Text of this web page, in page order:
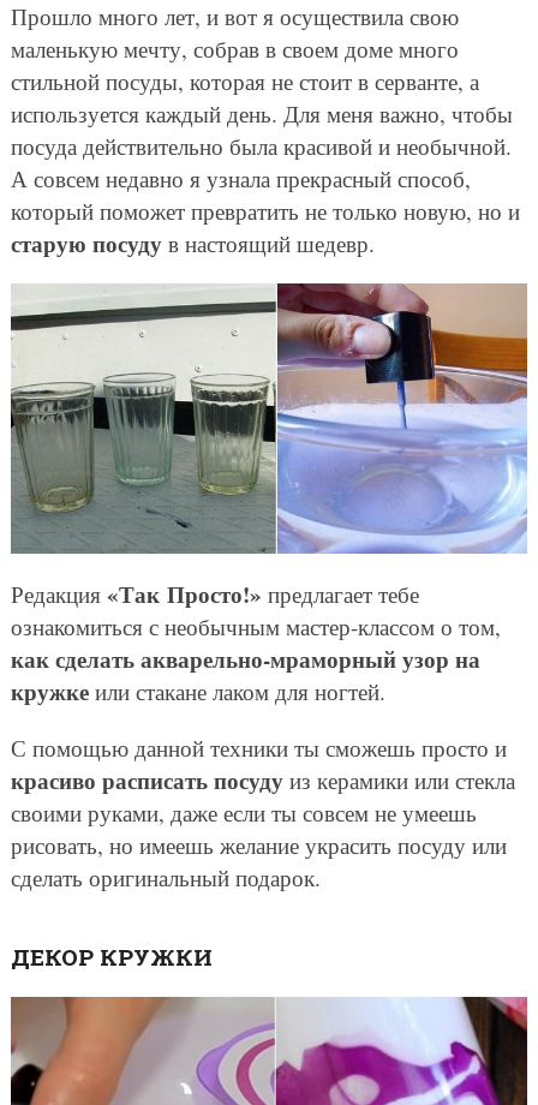
Прошло много лет, и вот я осуществила свою
маленькую мечту, собрав в своем доме много
стильной посуды, которая не стоит в серванте, а
используется каждый день. Для меня важно, чтобы
посуда действительно была красивой и необычной.
А совсем недавно я узнала прекрасный способ,
который поможет превратить не только новую, но и
старую посудув настоящий шедевр.
Редакция «Так Просто!» предлагает тебе
ознакомиться с необычным мастер-классом о том,
как сделать акварельно-мраморный узор на
кружкеили стакане лаком для ногтей.
С помощью данной техники ты сможешь просто и
красиво расписать посудуиз керамики или стекла
своими руками, даже если ты совсем не умеешь
рисовать, но имеешь желание украсить посуду или
сделать оригинальный подарок.
ДЕКОР КРУЖКИ